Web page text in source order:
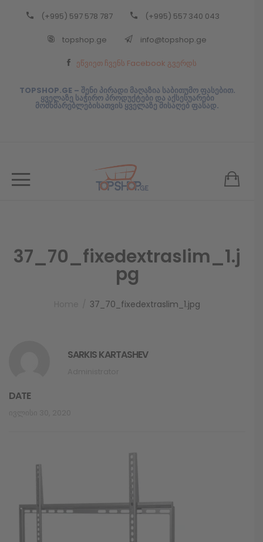
(+995) 597 578 787 (+995) 557 340 043
topshop.ge info@topshop.ge
ეწვიეთ ჩვენს Facebook გვერდს
TOPSHOP.GE – შენი პირადი მაღაზია საბითუმო ფასებით.
ყველაზე საჭირო პროდუქტები და აქსესუარები
მომხმარებლებისათვის ყველაზე მისაღებ ფასად.
37_70_fixedextraslim_1.j
pg
37_70_fixedextraslim_1.jpg
SARKIS KARTASHEV
DATE
Back